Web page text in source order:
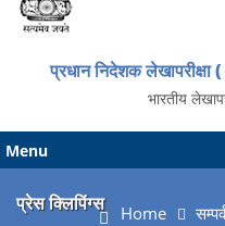
प्रधान निदेशक लेखापरीक्षा (
भारतीय
Menu
प्रेस क्लिपिंग्स Home